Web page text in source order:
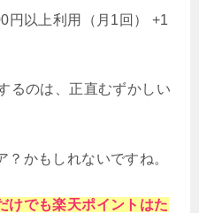
円以上利用（月1回） +1
るのは、正直むずかしい
かもしれないですね。
けでも楽天ポイントはた